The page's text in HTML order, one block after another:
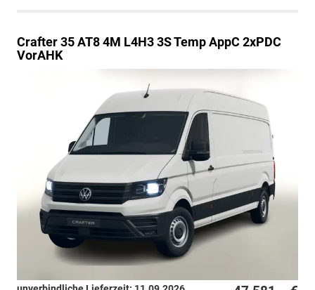
Crafter35 AT8 4M L4H3 3S Temp AppC 2xPDC
VorAHK